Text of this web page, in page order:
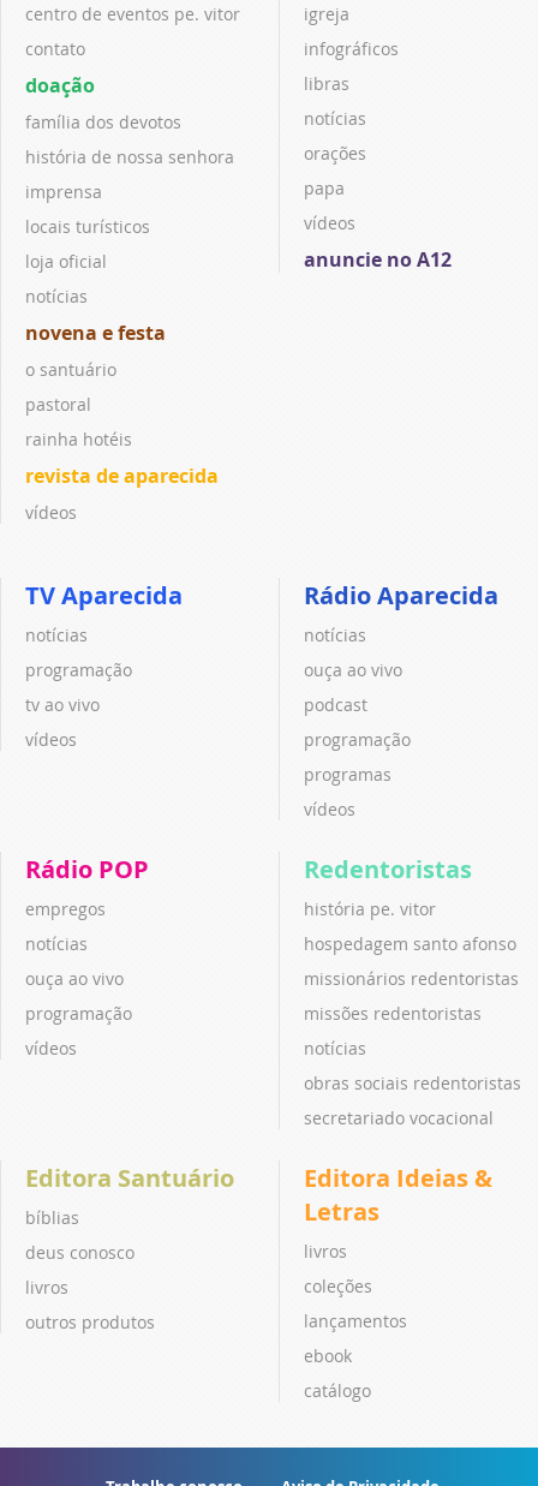
centro de eventos pe. vitor
contato
doação
família dos devotos
história de nossa senhora
imprensa
locais turísticos
loja oficial
notícias
novena e festa
o santuário
pastoral
rainha hotéis
revista de aparecida
vídeos
igreja
infográficos
libras
notícias
orações
papa
vídeos
anuncie no A12
TV Aparecida
notícias
programação
tv ao vivo
vídeos
Rádio Aparecida
notícias
ouça ao vivo
podcast
programação
programas
vídeos
Rádio POP
empregos
notícias
ouça ao vivo
programação
vídeos
Redentoristas
história pe. vitor
hospedagem santo afonso
missionários redentoristas
missões redentoristas
notícias
obras sociais redentoristas
secretariado vocacional
Editora Santuário
bíblias
deus conosco
livros
outros produtos
Editora Ideias &
Letras
livros
coleções
lançamentos
ebook
catálogo